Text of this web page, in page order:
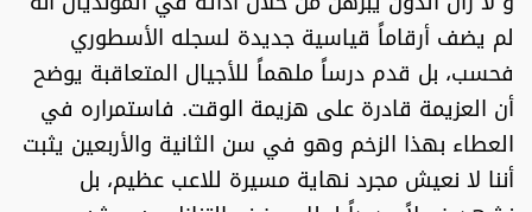
لم يضف أرقاماً قياسية جديدة لسجله الأسطوري
فحسب، بل قدم درساً ملهماً للأجيال المتعاقبة يوضح
أن العزيمة قادرة على هزيمة الوقت. فاستمراره في
العطاء بهذا الزخم وهو في سن الثانية والأربعين يثبت
أننا لا نعيش مجرد نهاية مسيرة للاعب عظيم، بل